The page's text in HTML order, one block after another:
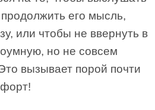
его мысль,
или чтобы не ввернуть в
но не совсем
вызывает порой почти